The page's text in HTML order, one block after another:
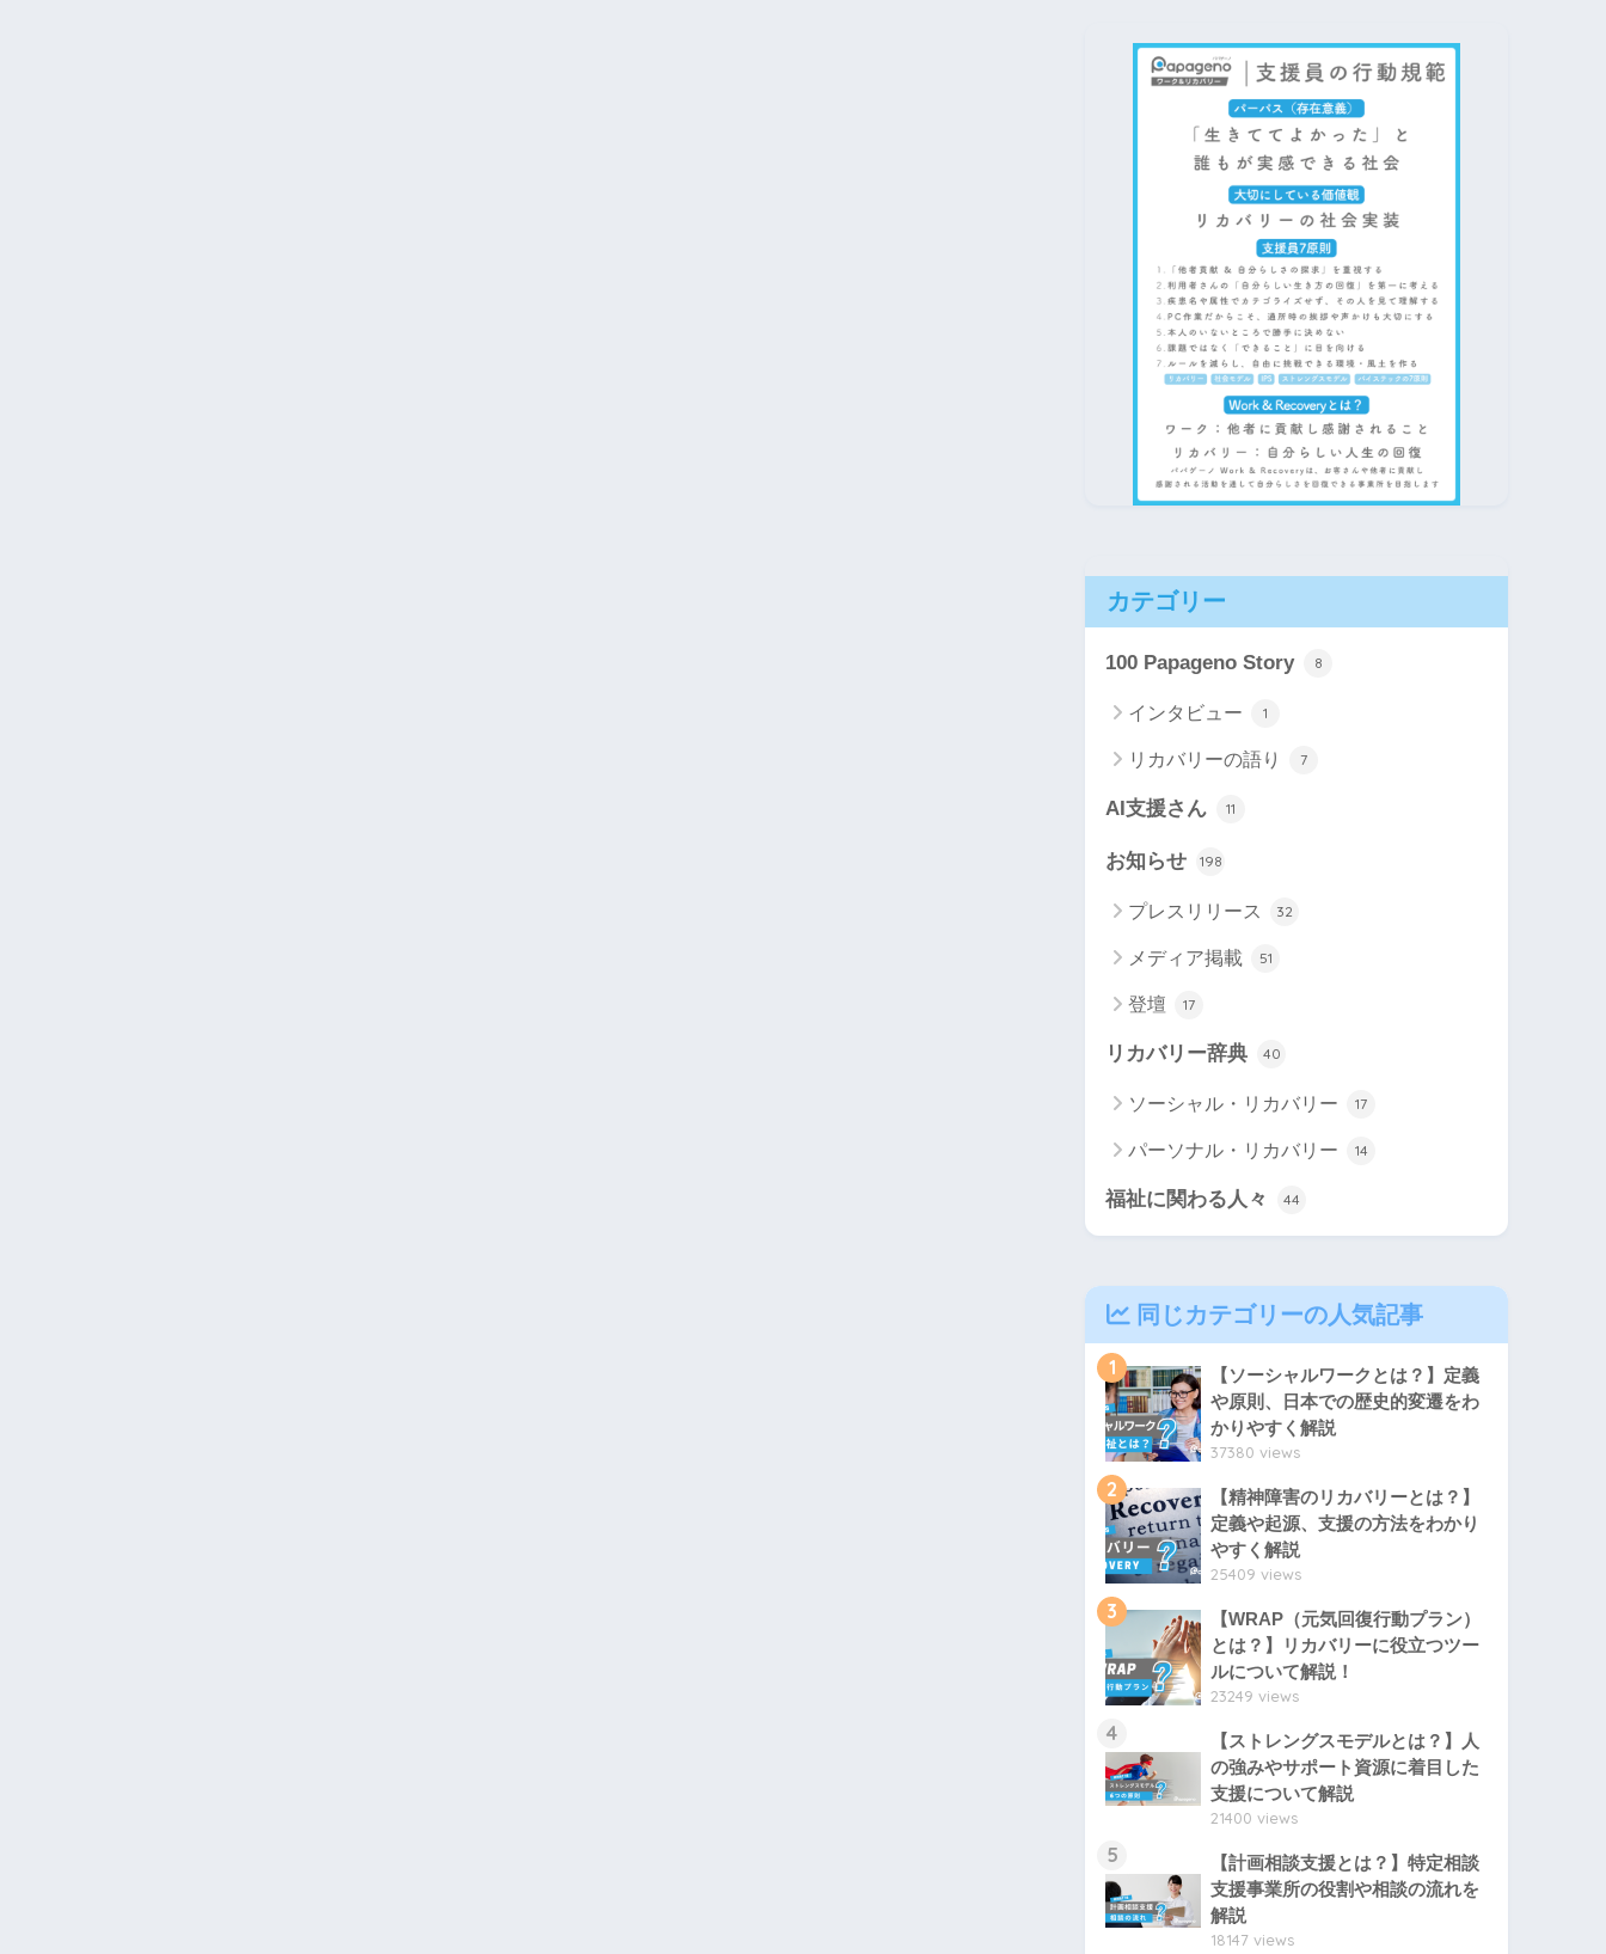
カテゴリー
100 Papageno Story 8
インタビュー 1
リカバリーの語り 7
AI支援さん 11
お知らせ 198
プレスリリース 32
メディア掲載 51
登壇 17
リカバリー辞典 40
ソーシャル・リカバリー 17
パーソナル・リカバリー 14
福祉に関わる人々 44
同じカテゴリーの人気記事
1
【ソーシャルワークとは？】定義
や原則、日本での歴史的変遷をわ
かりやすく解説
37380 views
2
【精神障害のリカバリーとは？】
定義や起源、支援の方法をわかり
やすく解説
25409 views
3
【WRAP（元気回復行動プラン）
とは？】リカバリーに役立つツー
ルについて解説！
23249 views
4
【ストレングスモデルとは？】人
の強みやサポート資源に着目した
支援について解説
21400 views
5
【計画相談支援とは？】特定相談
支援事業所の役割や相談の流れを
解説
18147 views